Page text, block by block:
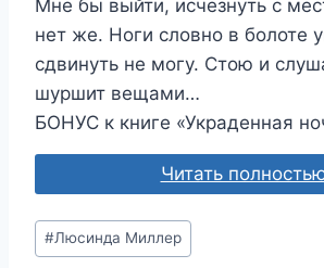
Мне бы выйти, исчезнуть с
нет же. Ноги словно в болоте
сдвинуть не могу. Стою и
шуршит вещами…
БОНУС к книге «Украденная
Читать
Метки
записи:
#Люсинда Миллер